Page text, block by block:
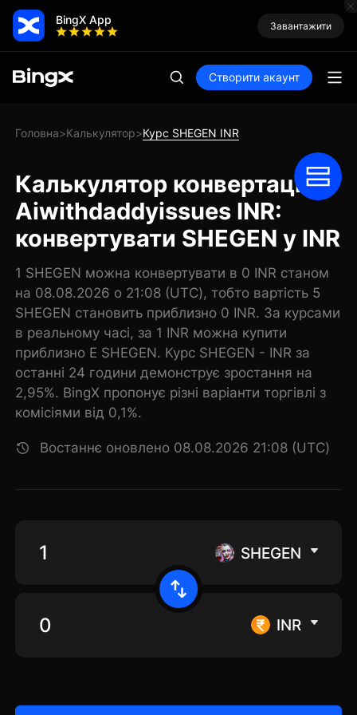
BingX App Завантажити
Створити акаунт
Головна>Калькулятор>Курс SHEGEN INR
Калькулятор конвертації
Aiwithdaddyissues INR:
конвертувати SHEGEN у INR
1 SHEGEN можна конвертувати в 0 INR станом
на 08.08.2026 о 21:08 (UTC), тобто вартість 5
SHEGEN становить приблизно 0 INR. За курсами
в реальному часі, за 1 INR можна купити
приблизно E SHEGEN. Курс SHEGEN - INR за
останні 24 години демонструє зростання на
2,95%. BingX пропонує різні варіанти торгівлі з
комісіями від 0,1%.
Востаннє оновлено 08.08.2026 21:08 (UTC)
SHEGEN
INR